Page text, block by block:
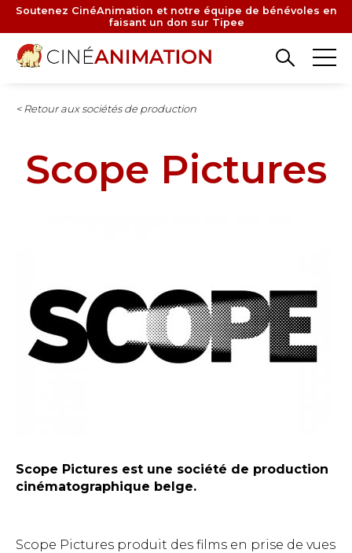
Aller
contenu
principal
Soutenez CinéAnimation et notre équipe de bénévoles en
faisant un don sur Tipee
< Retour aux sociétés de production
Scope Pictures
Scope Pictures est une société de production
cinématographique belge.
Scope Pictures produit des films en prise de vues